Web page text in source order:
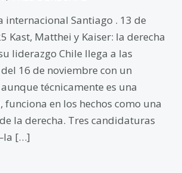
internacional Santiago . 13 de
Kast, Matthei y Kaiser: la derecha
liderazgo Chile llega a las
16 de noviembre con un
técnicamente es una
en los hechos como una
la derecha. Tres candidaturas
[…]